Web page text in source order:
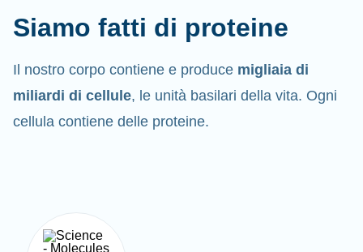
Siamo fatti di proteine
Il nostro corpo contiene e produce migliaia di
miliardi di cellule, le unità basilari della vita. Ogni
cellula contiene delle proteine.